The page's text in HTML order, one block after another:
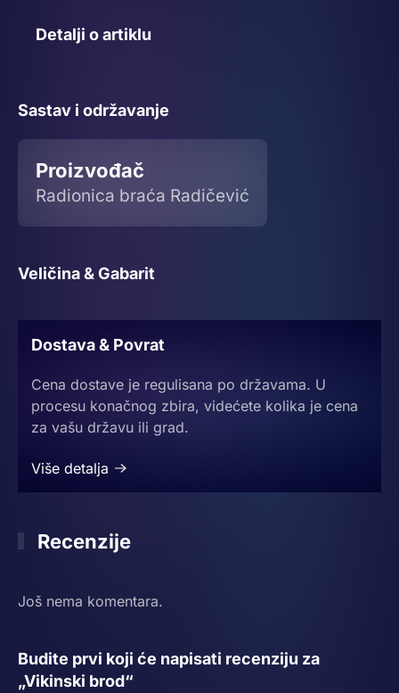
Detalji o artiklu
Sastav i održavanje
Proizvođač
Radionica braća Radičević
Veličina & Gabarit
Dostava & Povrat
Cena dostave je regulisana po državama. U
procesu konačnog zbira, videćete kolika je cena
za vašu državu ili grad.
Više detalja
Recenzije
Još nema komentara.
Budite prvi koji će napisati recenziju za
„Vikinski brod“